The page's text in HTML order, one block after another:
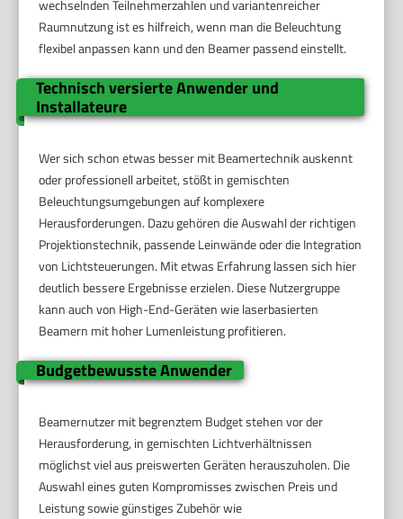
wechselnden Teilnehmerzahlen und variantenreicher
Raumnutzung ist es hilfreich, wenn man die Beleuchtung
flexibel anpassen kann und den Beamer passend einstellt.
Technisch versierte Anwender und
Installateure
Wer sich schon etwas besser mit Beamertechnik auskennt
oder professionell arbeitet, stößt in gemischten
Beleuchtungsumgebungen auf komplexere
Herausforderungen. Dazu gehören die Auswahl der richtigen
Projektionstechnik, passende Leinwände oder die Integration
von Lichtsteuerungen. Mit etwas Erfahrung lassen sich hier
deutlich bessere Ergebnisse erzielen. Diese Nutzergruppe
kann auch von High-End-Geräten wie laserbasierten
Beamern mit hoher Lumenleistung profitieren.
Budgetbewusste Anwender
Beamernutzer mit begrenztem Budget stehen vor der
Herausforderung, in gemischten Lichtverhältnissen
möglichst viel aus preiswerten Geräten herauszuholen. Die
Auswahl eines guten Kompromisses zwischen Preis und
Leistung sowie günstiges Zubehör wie